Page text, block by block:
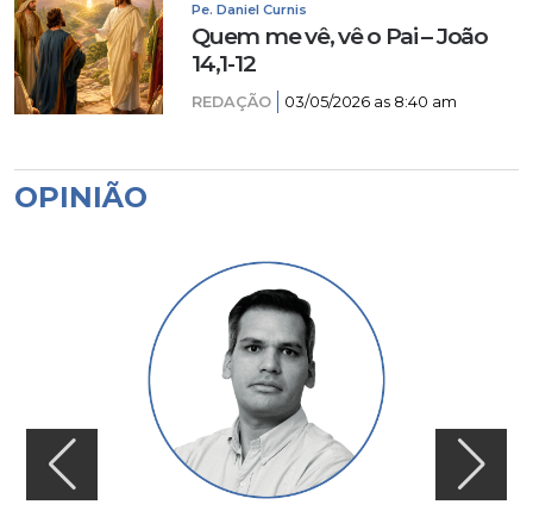
Pe. Daniel Curnis
Quem me vê, vê o Pai – João
14,1-12
REDAÇÃO 03/05/2026 as 8:40 am
OPINIÃO